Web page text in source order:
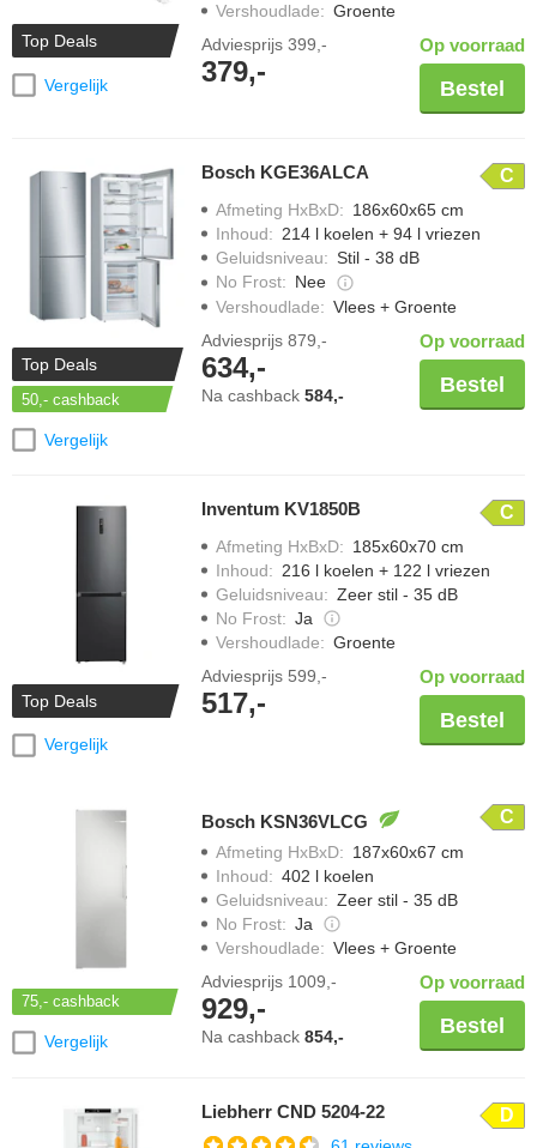
Top Deals
Vergelijk
Vershoudlade: Groente
Adviesprijs 399,-
379,-
Op voorraad
Bestel
Top Deals
50,- cashback
Vergelijk
Bosch KGE36ALCA C
Afmeting HxBxD: 186x60x65 cm
Inhoud: 214 l koelen + 94 l vriezen
Geluidsniveau: Stil - 38 dB
No Frost: Nee
Vershoudlade: Vlees + Groente
Adviesprijs 879,-
634,-
Na cashback 584,-
Op voorraad
Bestel
Top Deals
Vergelijk
Inventum KV1850B C
Afmeting HxBxD: 185x60x70 cm
Inhoud: 216 l koelen + 122 l vriezen
Geluidsniveau: Zeer stil - 35 dB
No Frost: Ja
Vershoudlade: Groente
Adviesprijs 599,-
517,-
Op voorraad
Bestel
75,- cashback
Vergelijk
Bosch KSN36VLCG C
Afmeting HxBxD: 187x60x67 cm
Inhoud: 402 l koelen
Geluidsniveau: Zeer stil - 35 dB
No Frost: Ja
Vershoudlade: Vlees + Groente
Adviesprijs 1009,-
929,-
Na cashback 854,-
Op voorraad
Bestel
Liebherr CND 5204-22 D